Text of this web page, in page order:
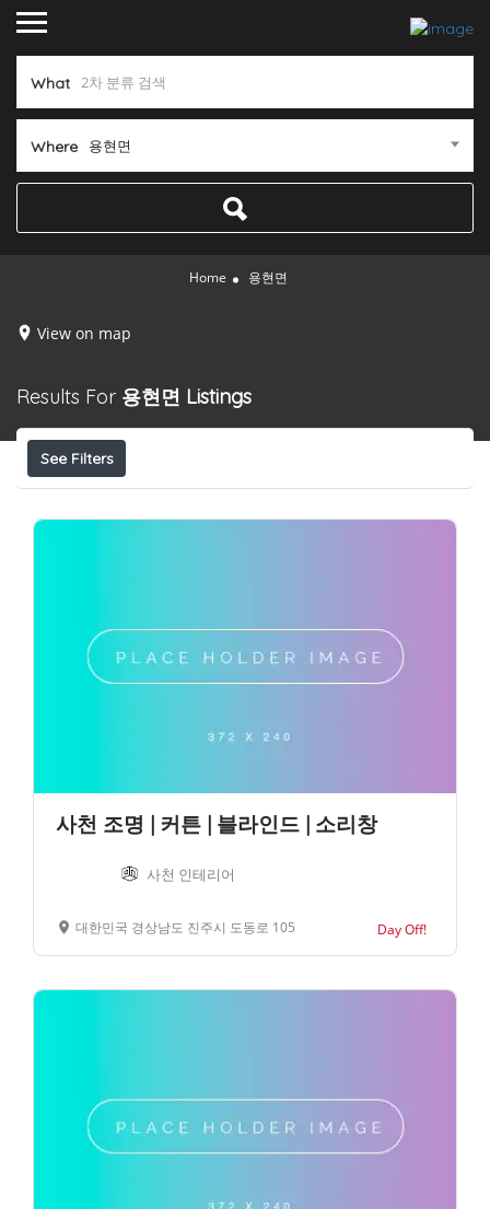
What
Where 용현면
Home 용현면
View on map
Results For 용현면 Listings
See Filters
사천 조명 | 커튼 | 블라인드 | 소리창
사천 인테리어
대한민국 경상남도 진주시 도동로 105 Day Off!